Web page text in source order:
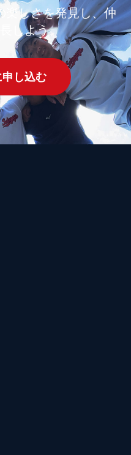
楽しさを発見し、仲
しよう
し込む